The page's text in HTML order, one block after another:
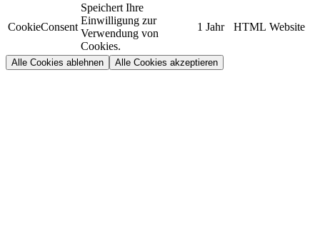
CookieConsent
Speichert Ihre
Einwilligung zur
Verwendung von
Cookies.
1 Jahr HTML Website
Alle Cookies ablehnen Alle Cookies akzeptieren